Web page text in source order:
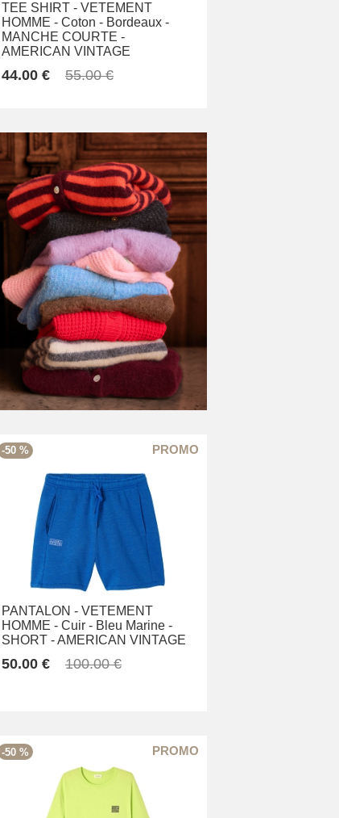
TEE SHIRT - VETEMENT
HOMME - Coton - Bordeaux -
MANCHE COURTE -
AMERICAN VINTAGE
44.00 € 55.00 €
-50 %
PANTALON - VETEMENT
HOMME - Cuir - Bleu Marine -
SHORT -AMERICAN VINTAGE
50.00 € 100.00 €
-50 %